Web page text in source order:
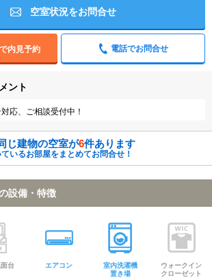
空室状況をお問合せ
内見予約 電話でお問合せ
ント
応、ご相談受付中！
じ建物の空室が6件あります
ているお部屋をまとめてお問合せ！
設備・特徴
台 エアコン
室内洗濯機
置き場
ウォークイン
クローゼット